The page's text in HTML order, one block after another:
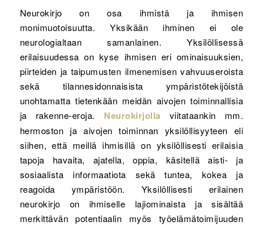
Neurokirjo on osa ihmistä ja ihmisen
monimuotoisuutta. Yksikään ihminen ei ole
neurologialtaan samanlainen. Yksilöllisessä
erilaisuudessa on kyse ihmisen eri ominaisuuksien,
piirteiden ja taipumusten ilmenemisen vahvuuseroista
sekä tilannesidonnaisista ympäristötekijöistä
unohtamatta tietenkään meidän aivojen toiminnallisia
ja rakenne-eroja. Neurokirjolla viitataankin mm.
hermoston ja aivojen toiminnan yksilöllisyyteen eli
siihen, että meillä ihmisillä on yksilöllisesti erilaisia
tapoja havaita, ajatella, oppia, käsitellä aisti- ja
sosiaalista informaatiota sekä tuntea, kokea ja
reagoida ympäristöön. Yksilöllisesti erilainen
neurokirjo on ihmiselle lajiominaista ja sisältää
merkittävän potentiaalin myös työelämätoimijuuden